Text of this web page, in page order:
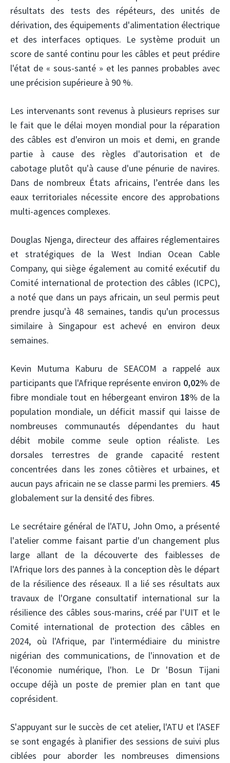
résultats des tests des répéteurs, des unités de
dérivation, des équipements d'alimentation électrique
et des interfaces optiques. Le système produit un
score de santé continu pour les câbles et peut prédire
l'état de « sous-santé » et les pannes probables avec
une précision supérieure à 90 %.
Les intervenants sont revenus à plusieurs reprises sur
le fait que le délai moyen mondial pour la réparation
des câbles est d'environ un mois et demi, en grande
partie à cause des règles d'autorisation et de
cabotage plutôt qu'à cause d'une pénurie de navires.
Dans de nombreux États africains, l’entrée dans les
eaux territoriales nécessite encore des approbations
multi-agences complexes.
Douglas Njenga, directeur des affaires réglementaires
et stratégiques de la West Indian Ocean Cable
Company, qui siège également au comité exécutif du
Comité international de protection des câbles (ICPC),
a noté que dans un pays africain, un seul permis peut
prendre jusqu'à 48 semaines, tandis qu'un processus
similaire à Singapour est achevé en environ deux
semaines.
Kevin Mutuma Kaburu de SEACOM a rappelé aux
participants que l'Afrique représente environ 0,02% de
fibre mondiale tout en hébergeant environ 18% de la
population mondiale, un déficit massif qui laisse de
nombreuses communautés dépendantes du haut
débit mobile comme seule option réaliste. Les
dorsales terrestres de grande capacité restent
concentrées dans les zones côtières et urbaines, et
aucun pays africain ne se classe parmi les premiers. 45
globalement sur la densité des fibres.
Le secrétaire général de l'ATU, John Omo, a présenté
l'atelier comme faisant partie d'un changement plus
large allant de la découverte des faiblesses de
l'Afrique lors des pannes à la conception dès le départ
de la résilience des réseaux. Il a lié ses résultats aux
travaux de l'Organe consultatif international sur la
résilience des câbles sous-marins, créé par l'UIT et le
Comité international de protection des câbles en
2024, où l'Afrique, par l'intermédiaire du ministre
nigérian des communications, de l'innovation et de
l'économie numérique, l'hon. Le Dr 'Bosun Tijani
occupe déjà un poste de premier plan en tant que
coprésident.
S'appuyant sur le succès de cet atelier, l'ATU et l'ASEF
se sont engagés à planifier des sessions de suivi plus
ciblées pour aborder les nombreuses dimensions